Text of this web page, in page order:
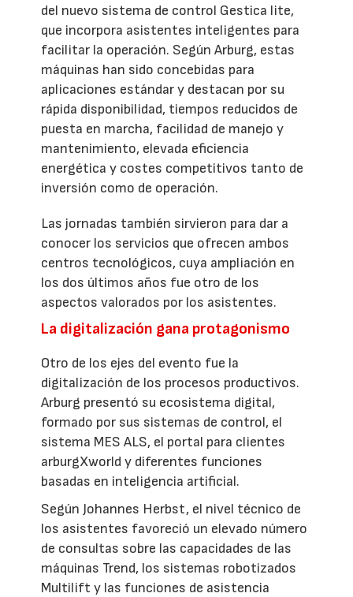
del nuevo sistema de control Gestica lite,
que incorpora asistentes inteligentes para
facilitar la operación. Según Arburg, estas
máquinas han sido concebidas para
aplicaciones estándar y destacan por su
rápida disponibilidad, tiempos reducidos de
puesta en marcha, facilidad de manejo y
mantenimiento, elevada eficiencia
energética y costes competitivos tanto de
inversión como de operación.
Las jornadas también sirvieron para dar a
conocer los servicios que ofrecen ambos
centros tecnológicos, cuya ampliación en
los dos últimos años fue otro de los
aspectos valorados por los asistentes.
La digitalización gana protagonismo
Otro de los ejes del evento fue la
digitalización de los procesos productivos.
Arburg presentó su ecosistema digital,
formado por sus sistemas de control, el
sistema MES ALS, el portal para clientes
arburgXworld y diferentes funciones
basadas en inteligencia artificial.
Según Johannes Herbst, el nivel técnico de
los asistentes favoreció un elevado número
de consultas sobre las capacidades de las
máquinas Trend, los sistemas robotizados
Multilift y las funciones de asistencia